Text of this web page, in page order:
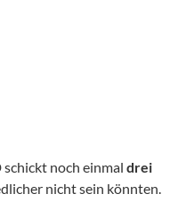
schickt noch einmal drei
nicht sein könnten.